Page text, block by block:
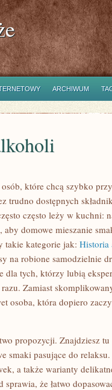
ARCHIWUM
które chcą szybko
trudno dostępnych
często leży w kuchni:
aby domowe mieszanie
takie kategorie jak: Historia
na robione samodzielnie
dla tych, którzy lubią
Zamiast
osoba, która dopiero
propozycji. Znajdziesz
smaki pasujące do
a także warianty
że łatwo